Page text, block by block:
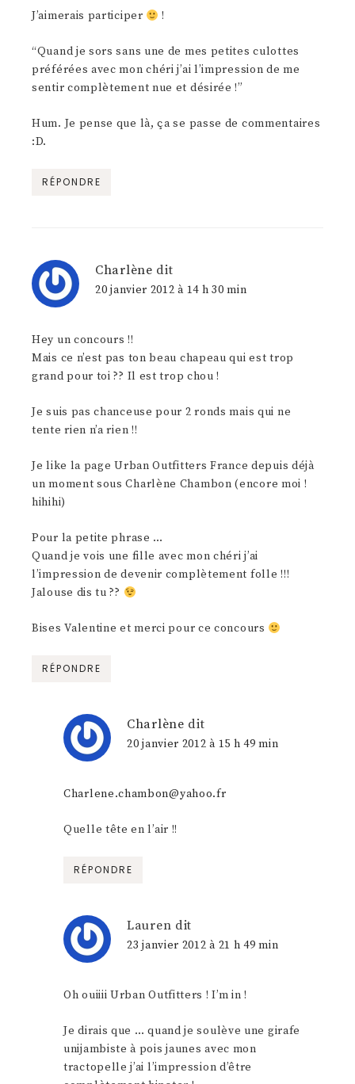
J’aimerais participer !
“Quand je sors sans une de mes petites culottes
préférées avec mon chéri j’ai l’impression de me
sentir complètement nue et désirée !”
Hum. Je pense que là, ça se passe de commentaires
:D.
RÉPONDRE
Charlène dit
20 janvier 2012 à 14 h 30 min
Hey un concours !!
Mais ce n’est pas ton beau chapeau qui est trop
grand pour toi ?? Il est trop chou !
Je suis pas chanceuse pour 2 ronds mais qui ne
tente rien n’a rien !!
Je like la page Urban Outfitters France depuis déjà
un moment sous Charlène Chambon (encore moi !
hihihi)
Pour la petite phrase …
Quand je vois une fille avec mon chéri j’ai
l’impression de devenir complètement folle !!!
Jalouse dis tu ??
Bises Valentine et merci pour ce concours
RÉPONDRE
Charlène dit
20 janvier 2012 à 15 h 49 min
Charlene.chambon@yahoo.fr
Quelle tête en l’air !!
RÉPONDRE
Lauren dit
23 janvier 2012 à 21 h 49 min
Oh ouiiii Urban Outfitters ! I’m in !
Je dirais que … quand je soulève une girafe
unijambiste à pois jaunes avec mon
tractopelle j’ai l’impression d’être